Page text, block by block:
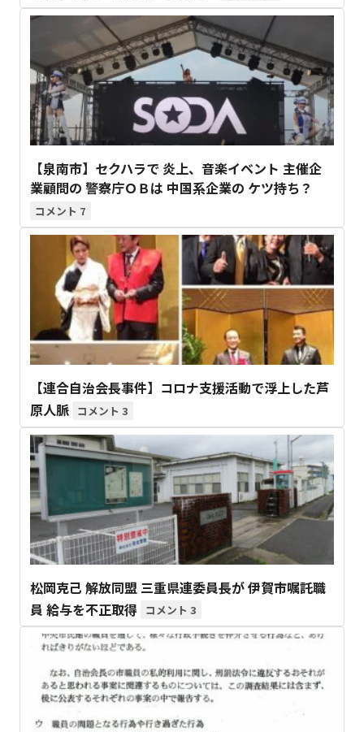
【泉南市】セクハラで 炎上、音楽イベント 主催企
業顧問の 警察庁ＯＢは 中国系企業の ケツ持ち？
7
【連合自治会長事件】コロナ支援活動で浮上した芦
原人脈
3
松岡克己 解放同盟 三重県連委員長が 伊賀市嘱託職
員 給与を不正取得
3